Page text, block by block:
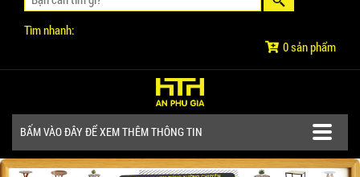
Tìm nhanh:
0 sản phẩm
BẤM VÀO ĐÂY ĐỂ XEM THÊM THÔNG TIN